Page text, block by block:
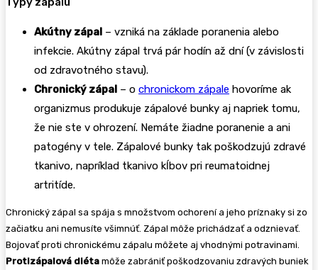
Akútny zápal – vzniká na základe poranenia alebo
infekcie. Akútny zápal trvá pár hodín až dní (v závislosti
od zdravotného stavu).
Chronický zápal – o chronickom zápale hovoríme ak
organizmus produkuje zápalové bunky aj napriek tomu,
že nie ste v ohrození. Nemáte žiadne poranenie a ani
patogény v tele. Zápalové bunky tak poškodzujú zdravé
tkanivo, napríklad tkanivo kĺbov pri reumatoidnej
artritíde.
Chronický zápal sa spája s množstvom ochorení a jeho príznaky si zo
začiatku ani nemusíte všimnúť. Zápal môže prichádzať a odznievať.
Bojovať proti chronickému zápalu môžete aj vhodnými potravinami.
Protizápalová diéta môže zabrániť poškodzovaniu zdravých buniek